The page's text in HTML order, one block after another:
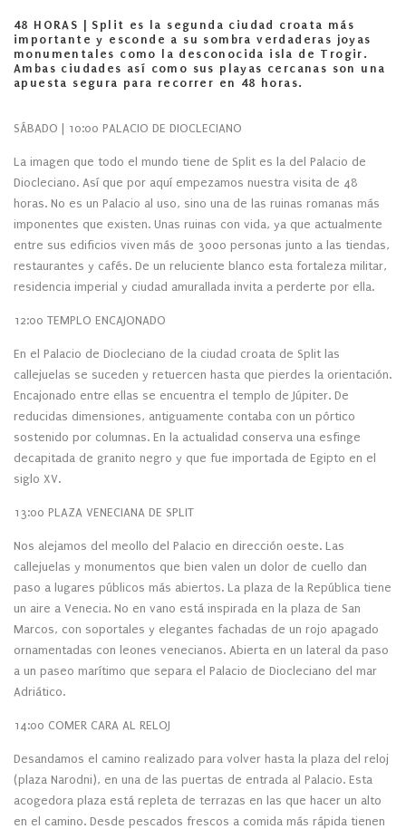
48 HORAS | Split es la segunda ciudad croata más
importante y esconde a su sombra verdaderas joyas
monumentales como la desconocida isla de Trogir.
Ambas ciudades así como sus playas cercanas son una
apuesta segura para recorrer en 48 horas.
SÁBADO | 10:00 PALACIO DE DIOCLECIANO
La imagen que todo el mundo tiene de Split es la del Palacio de
Diocleciano. Así que por aquí empezamos nuestra visita de 48
horas. No es un Palacio al uso, sino una de las ruinas romanas más
imponentes que existen. Unas ruinas con vida, ya que actualmente
entre sus edificios viven más de 3000 personas junto a las tiendas,
restaurantes y cafés. De un reluciente blanco esta fortaleza militar,
residencia imperial y ciudad amurallada invita a perderte por ella.
12:00 TEMPLO ENCAJONADO
En el Palacio de Diocleciano de la ciudad croata de Split las
callejuelas se suceden y retuercen hasta que pierdes la orientación.
Encajonado entre ellas se encuentra el templo de Júpiter. De
reducidas dimensiones, antiguamente contaba con un pórtico
sostenido por columnas. En la actualidad conserva una esfinge
decapitada de granito negro y que fue importada de Egipto en el
siglo XV.
13:00 PLAZA VENECIANA DE SPLIT
Nos alejamos del meollo del Palacio en dirección oeste. Las
callejuelas y monumentos que bien valen un dolor de cuello dan
paso a lugares públicos más abiertos. La plaza de la República tiene
un aire a Venecia. No en vano está inspirada en la plaza de San
Marcos, con soportales y elegantes fachadas de un rojo apagado
ornamentadas con leones venecianos. Abierta en un lateral da paso
a un paseo marítimo que separa el Palacio de Diocleciano del mar
Adriático.
14:00 COMER CARA AL RELOJ
Desandamos el camino realizado para volver hasta la plaza del reloj
(plaza Narodni), en una de las puertas de entrada al Palacio. Esta
acogedora plaza está repleta de terrazas en las que hacer un alto
en el camino. Desde pescados frescos a comida más rápida tienen